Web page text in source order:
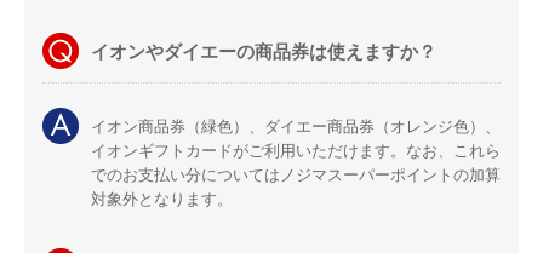
イオンやダイエーの商品券は使えますか？
イオン商品券（緑色）、ダイエー商品券（オレンジ色）、
イオンギフトカードがご利用いただけます。なお、これら
でのお支払い分についてはノジマスーパーポイントの加算
対象外となります。